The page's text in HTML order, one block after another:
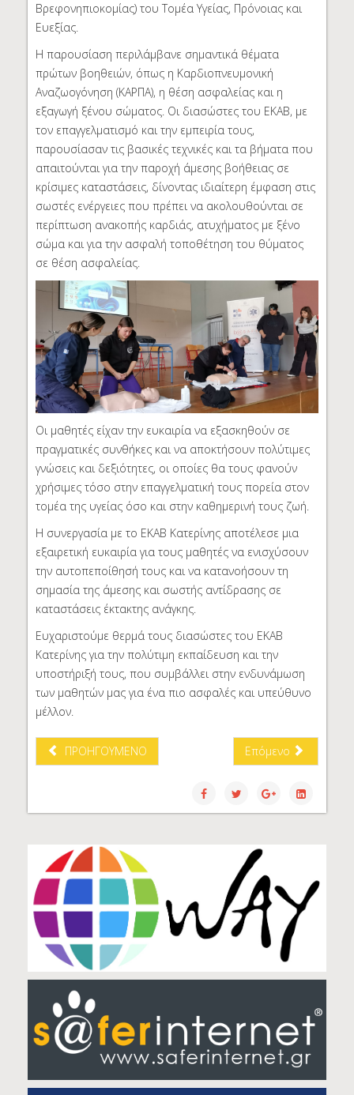
Βρεφονηπιοκομίας) του Τομέα Υγείας, Πρόνοιας και
Ευεξίας.
Η παρουσίαση περιλάμβανε σημαντικά θέματα
πρώτων βοηθειών, όπως η Καρδιοπνευμονική
Αναζωογόνηση (ΚΑΡΠΑ), η θέση ασφαλείας και η
εξαγωγή ξένου σώματος. Οι διασώστες του ΕΚΑΒ, με
τον επαγγελματισμό και την εμπειρία τους,
παρουσίασαν τις βασικές τεχνικές και τα βήματα που
απαιτούνται για την παροχή άμεσης βοήθειας σε
κρίσιμες καταστάσεις, δίνοντας ιδιαίτερη έμφαση στις
σωστές ενέργειες που πρέπει να ακολουθούνται σε
περίπτωση ανακοπής καρδιάς, ατυχήματος με ξένο
σώμα και για την ασφαλή τοποθέτηση του θύματος
σε θέση ασφαλείας.
Οι μαθητές είχαν την ευκαιρία να εξασκηθούν σε
πραγματικές συνθήκες και να αποκτήσουν πολύτιμες
γνώσεις και δεξιότητες, οι οποίες θα τους φανούν
χρήσιμες τόσο στην επαγγελματική τους πορεία στον
τομέα της υγείας όσο και στην καθημερινή τους ζωή.
Η συνεργασία με το ΕΚΑΒ Κατερίνης αποτέλεσε μια
εξαιρετική ευκαιρία για τους μαθητές να ενισχύσουν
την αυτοπεποίθησή τους και να κατανοήσουν τη
σημασία της άμεσης και σωστής αντίδρασης σε
καταστάσεις έκτακτης ανάγκης.
Ευχαριστούμε θερμά τους διασώστες του ΕΚΑΒ
Κατερίνης για την πολύτιμη εκπαίδευση και την
υποστήριξή τους, που συμβάλλει στην ενδυνάμωση
των μαθητών μας για ένα πιο ασφαλές και υπεύθυνο
μέλλον.
ΠΡΟΗΓΟΎΜΕΝΟ Επόμενο